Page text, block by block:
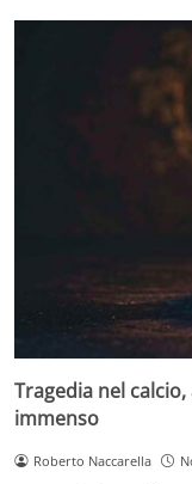
Tragedia nel
immenso
Roberto Naccarella